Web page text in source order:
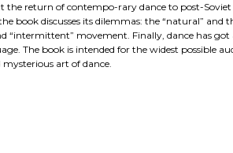
the return of contempo-rary dance to post-Soviet
book discusses its dilemmas: the “natural” and
“intermittent” movement. Finally, dance has got
The book is intended for the widest possible
art of dance.